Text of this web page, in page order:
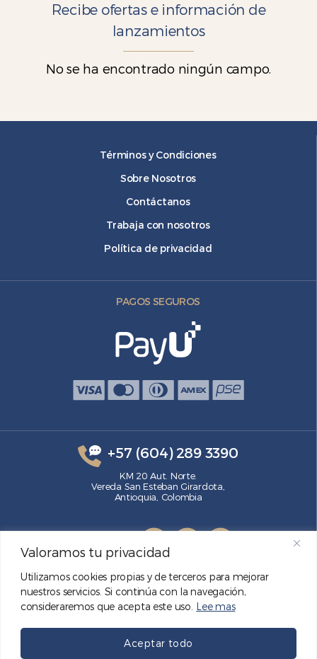
Valoramos tu privacidad
Utilizamos cookies propias y de terceros para mejorar
nuestros servicios. Si continúa con la navegación,
consideraremos que acepta este uso. Lee mas
Aceptar todo
Recibe ofertas e información de
lanzamientos
No se ha encontrado ningún campo.
Términos y Condiciones
Sobre Nosotros
Contáctanos
Trabaja con nosotros
Política de privacidad
PAGOS SEGUROS
+57 (604) 289 3390
KM 20 Aut. Norte.
Vereda San Esteban Girardota,
Antioquia, Colombia